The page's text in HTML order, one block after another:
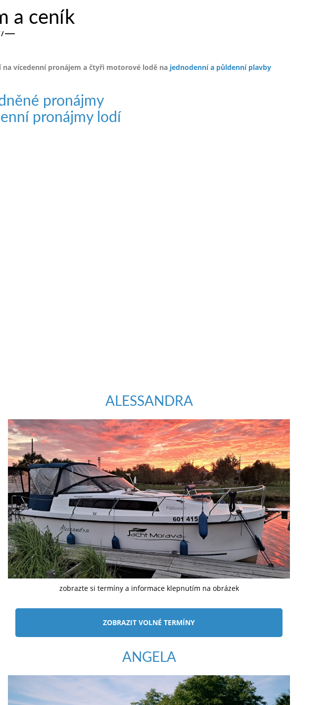
a ceník
/
vícedenní pronájem a čtyři motorové lodě na jednodenní a půldenní plavby
pronájmy
pronájmy lodí
ALESSANDRA
zobrazte si termíny a informace klepnutím na obrázek
ZOBRAZIT VOLNÉ TERMÍNY
ANGELA